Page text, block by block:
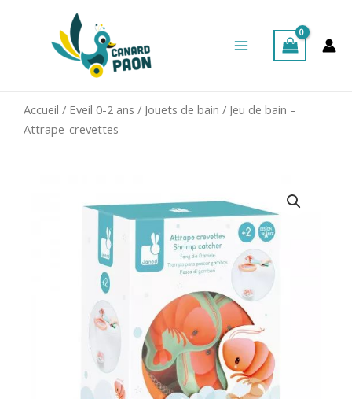
Menu
Accueil / Eveil 0-2 ans / Jouets de bain / Jeu de bain –
Attrape-crevettes